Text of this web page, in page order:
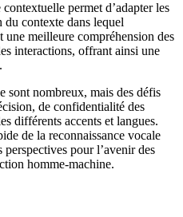
permet d’adapter les
du contexte dans lequel
une meilleure compréhension des
interactions, offrant ainsi une
sont nombreux, mais des défis
de confidentialité des
différents accents et langues.
de la reconnaissance vocale
pour l’avenir des
homme-machine.